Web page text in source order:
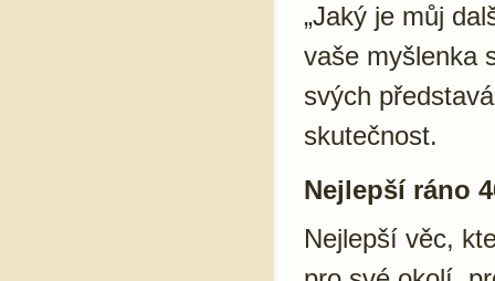
„Jaký je můj
vaše myšlenka
svých
skutečnost.
Nejlepší ráno
Nejlepší věc,